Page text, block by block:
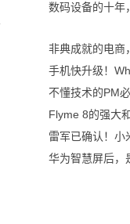
数码设备的十年
非典成就的电商
手机快升级！
不懂技术的PM
Flyme 8的强大
雷军已确认！小
华为智慧屏后，